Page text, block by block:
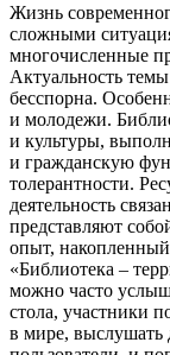
Жизнь
сложными
многочисленные
Актуальность
бесспорна.
и молодежи.
и культуры,
и гражданскую
толерантности.
деятельность
представляют
опыт, накопленный
«Библиотека –
можно часто
стола, участники
в мире, выслушать